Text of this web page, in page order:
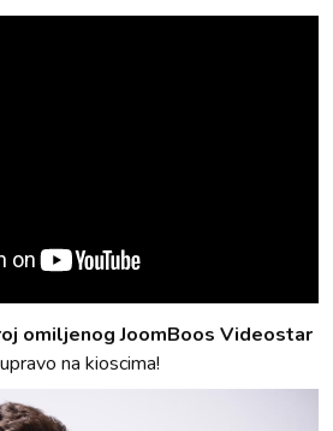
omiljenog JoomBoos Videostar
na kioscima!